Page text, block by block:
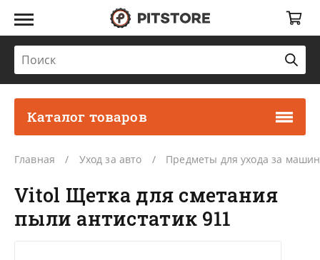
Каталог товаров
Главная Уход за авто Предметы для ухода за
Vitol Щетка для сметания
пыли антистатик 911